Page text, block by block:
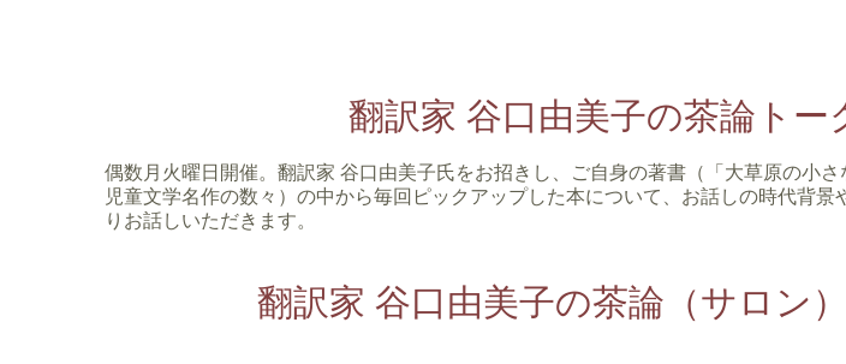
翻訳家 谷口由美子の茶論ト
偶数月火曜日開催。翻訳家 谷口由美子氏をお招きし、ご自身の著書（「大草原の小
児童文学名作の数々）の中から毎回ピックアップした本について、お話しの時代背
りお話しいただきます。
翻訳家 谷口由美子の茶論（サロ